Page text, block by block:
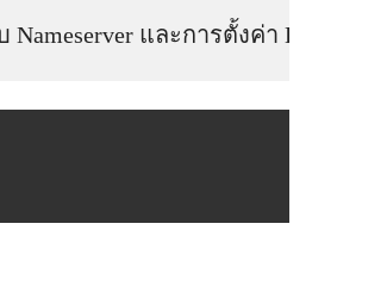
และการตั้งค่า DNS